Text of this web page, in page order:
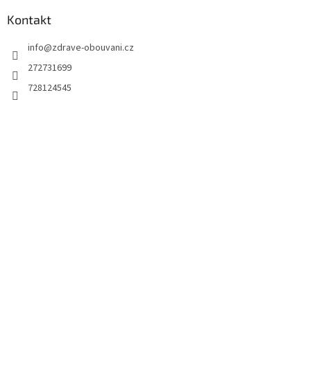
Kontakt
info@zdrave-obouvani.cz
272731699
728124545